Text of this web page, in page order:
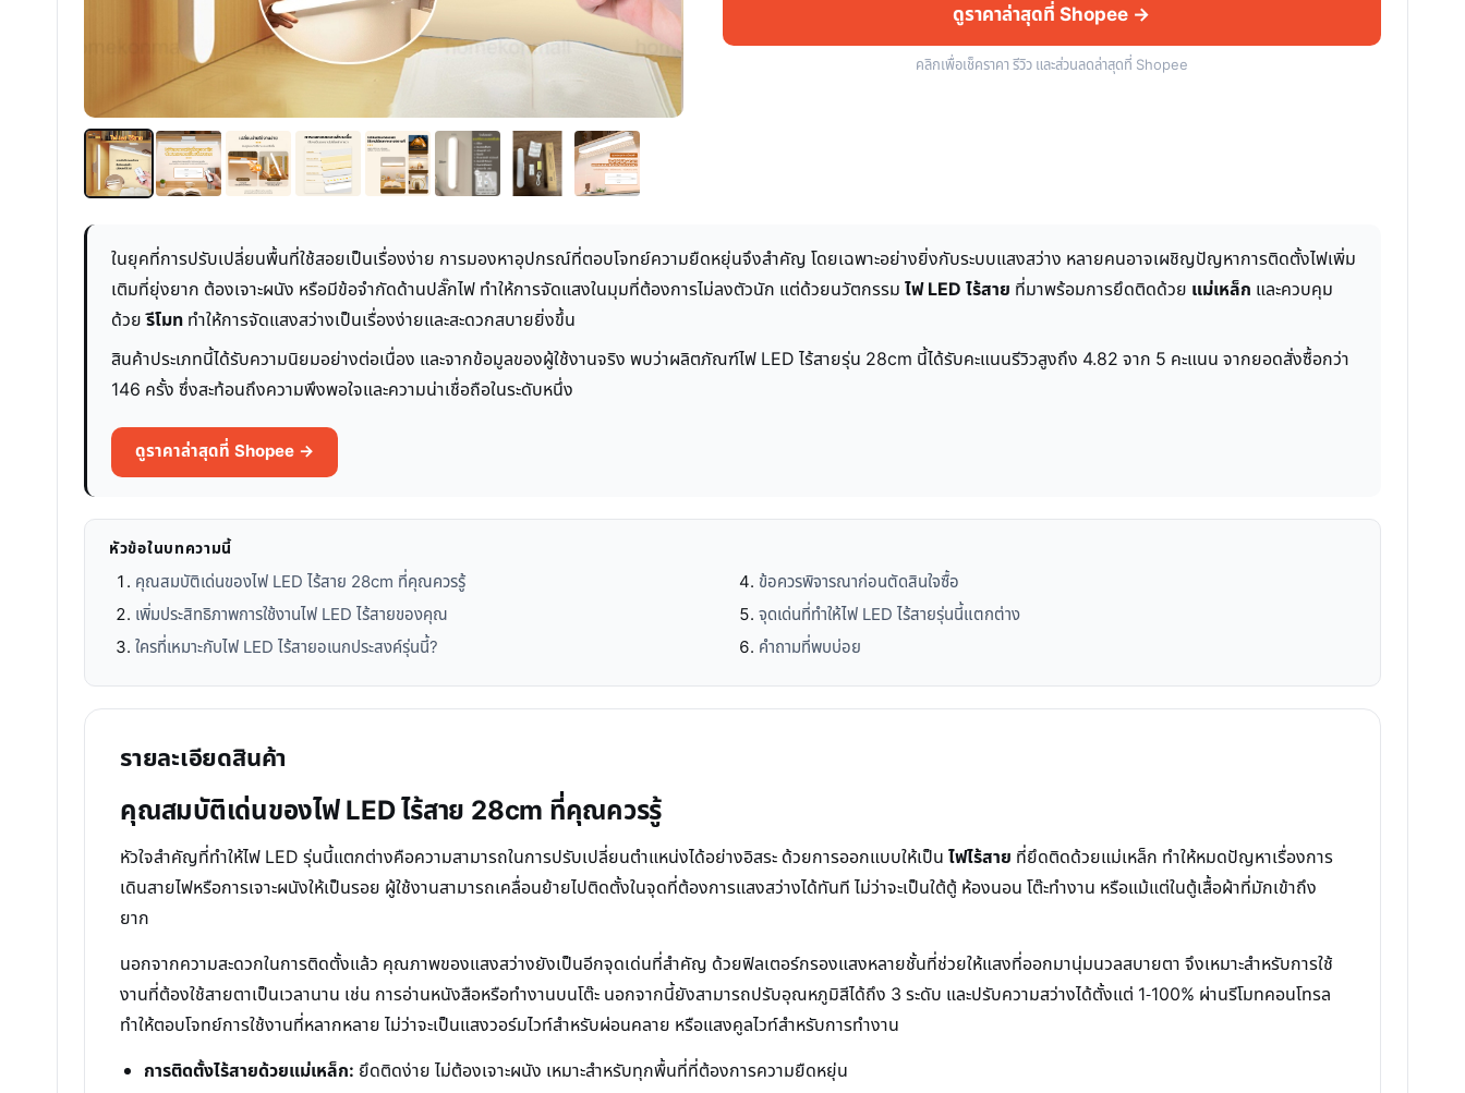
ดูราคาล่าสุดที่ Shopee →
คลิกเพื่อเช็คราคา รีวิว และส่วนลดล่าสุดที่ Shopee
ในยุคที่การปรับเปลี่ยนพื้นที่ใช้สอยเป็นเรื่องง่าย การมองหาอุปกรณ์ที่ตอบโจทย์ความยืดหยุ่นจึงสำคัญ โดยเฉพาะอย่างยิ่งกับระบบแสงสว่าง หลายคนอาจเผชิญปัญหาการติดตั้งไฟเพิ่ม
เติมที่ยุ่งยาก ต้องเจาะผนัง หรือมีข้อจำกัดด้านปลั๊กไฟ ทำให้การจัดแสงในมุมที่ต้องการไม่ลงตัวนัก แต่ด้วยนวัตกรรม ไฟ LED ไร้สาย ที่มาพร้อมการยึดติดด้วย แม่เหล็ก และควบคุม
ด้วยรีโมท ทำให้การจัดแสงสว่างเป็นเรื่องง่ายและสะดวกสบายยิ่งขึ้น
สินค้าประเภทนี้ได้รับความนิยมอย่างต่อเนื่อง และจากข้อมูลของผู้ใช้งานจริง พบว่าผลิตภัณฑ์ไฟ LED ไร้สายรุ่น 28cm นี้ได้รับคะแนนรีวิวสูงถึง 4.82 จาก 5 คะแนน จากยอดสั่งซื้อกว่า
146 ครั้ง ซึ่งสะท้อนถึงความพึงพอใจและความน่าเชื่อถือในระดับหนึ่ง
ดูราคาล่าสุดที่ Shopee →
หัวข้อในบทความนี้
คุณสมบัติเด่นของไฟ LED ไร้สาย 28cm ที่คุณควรรู้
เพิ่มประสิทธิภาพการใช้งานไฟ LED ไร้สายของคุณ
ใครที่เหมาะกับไฟ LED ไร้สายอเนกประสงค์รุ่นนี้?
ข้อควรพิจารณาก่อนตัดสินใจซื้อ
จุดเด่นที่ทำให้ไฟ LED ไร้สายรุ่นนี้แตกต่าง
คำถามที่พบบ่อย
รายละเอียดสินค้า
คุณสมบัติเด่นของไฟ LED ไร้สาย 28cm ที่คุณควรรู้
หัวใจสำคัญที่ทำให้ไฟ LED รุ่นนี้แตกต่างคือความสามารถในการปรับเปลี่ยนตำแหน่งได้อย่างอิสระ ด้วยการออกแบบให้เป็น ไฟไร้สาย ที่ยึดติดด้วยแม่เหล็ก ทำให้หมดปัญหาเรื่องการ
เดินสายไฟหรือการเจาะผนังให้เป็นรอย ผู้ใช้งานสามารถเคลื่อนย้ายไปติดตั้งในจุดที่ต้องการแสงสว่างได้ทันที ไม่ว่าจะเป็นใต้ตู้ ห้องนอน โต๊ะทำงาน หรือแม้แต่ในตู้เสื้อผ้าที่มักเข้าถึง
ยาก
นอกจากความสะดวกในการติดตั้งแล้ว คุณภาพของแสงสว่างยังเป็นอีกจุดเด่นที่สำคัญ ด้วยฟิลเตอร์กรองแสงหลายชั้นที่ช่วยให้แสงที่ออกมานุ่มนวลสบายตา จึงเหมาะสำหรับการใช้
งานที่ต้องใช้สายตาเป็นเวลานาน เช่น การอ่านหนังสือหรือทำงานบนโต๊ะ นอกจากนี้ยังสามารถปรับอุณหภูมิสีได้ถึง 3 ระดับ และปรับความสว่างได้ตั้งแต่ 1-100% ผ่านรีโมทคอนโทรล
ทำให้ตอบโจทย์การใช้งานที่หลากหลาย ไม่ว่าจะเป็นแสงวอร์มไวท์สำหรับผ่อนคลาย หรือแสงคูลไวท์สำหรับการทำงาน
การติดตั้งไร้สายด้วยแม่เหล็ก: ยึดติดง่าย ไม่ต้องเจาะผนัง เหมาะสำหรับทุกพื้นที่ที่ต้องการความยืดหยุ่น